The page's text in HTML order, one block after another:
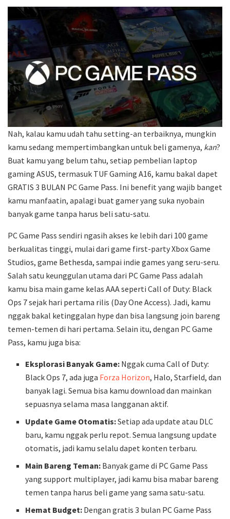
Nah, kalau kamu udah tahu setting-an terbaiknya, mungkin
kamu sedang mempertimbangkan untuk beli gamenya, kan?
Buat kamu yang belum tahu, setiap pembelian laptop
gaming ASUS, termasuk TUF Gaming A16, kamu bakal dapet
GRATIS 3 BULAN PC Game Pass. Ini benefit yang wajib banget
kamu manfaatin, apalagi buat gamer yang suka nyobain
banyak game tanpa harus beli satu-satu.
PC Game Pass sendiri ngasih akses ke lebih dari 100 game
berkualitas tinggi, mulai dari game first-party Xbox Game
Studios, game Bethesda, sampai indie games yang seru-seru.
Salah satu keunggulan utama dari PC Game Pass adalah
kamu bisa main game kelas AAA seperti Call of Duty: Black
Ops 7 sejak hari pertama rilis (Day One Access). Jadi, kamu
nggak bakal ketinggalan hype dan bisa langsung join bareng
temen-temen di hari pertama. Selain itu, dengan PC Game
Pass, kamu juga bisa:
Eksplorasi Banyak Game: Nggak cuma Call of Duty:
Black Ops 7, ada juga Forza Horizon, Halo, Starfield, dan
banyak lagi. Semua bisa kamu download dan mainkan
sepuasnya selama masa langganan aktif.
Update Game Otomatis:Setiap ada update atau DLC
baru, kamu nggak perlu repot. Semua langsung update
otomatis, jadi kamu selalu dapet konten terbaru.
Main Bareng Teman: Banyak game di PC Game Pass
yang support multiplayer, jadi kamu bisa mabar bareng
temen tanpa harus beli game yang sama satu-satu.
Hemat Budget: Dengan gratis 3 bulan PC Game Pass